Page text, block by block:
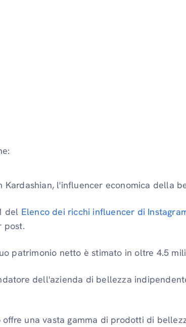
Kardashian, l'influencer economica della
del Elenco dei ricchi influencer di
post.
patrimonio netto è stimato in oltre 4.5
dell'azienda di bellezza
offre una vasta gamma di prodotti di